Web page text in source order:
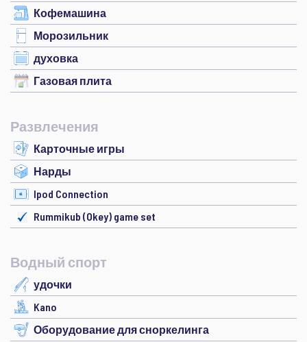
Кофемашина
Морозильник
духовка
Газовая плита
Развлечения
Карточные игры
Нарды
Ipod Connection
Rummikub (Okey) game set
Водный спорт
удочки
Kano
Оборудование для сноркелинга